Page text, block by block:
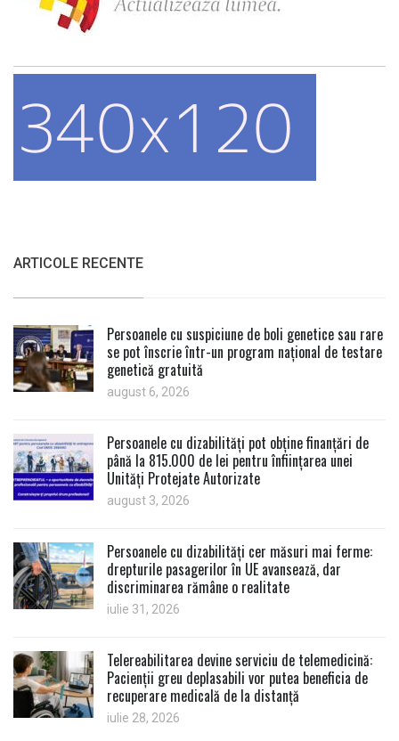
ARTICOLE RECENTE
Persoanele cu suspiciune de boli genetice sau rare
se pot înscrie într-un program național de testare
genetică gratuită
august 6, 2026
Persoanele cu dizabilități pot obține finanțări de
până la 815.000 de lei pentru înființarea unei
Unități Protejate Autorizate
august 3, 2026
Persoanele cu dizabilități cer măsuri mai ferme:
drepturile pasagerilor în UE avansează, dar
discriminarea rămâne o realitate
iulie 31, 2026
Telereabilitarea devine serviciu de telemedicină:
Pacienții greu deplasabili vor putea beneficia de
recuperare medicală de la distanță
iulie 28, 2026